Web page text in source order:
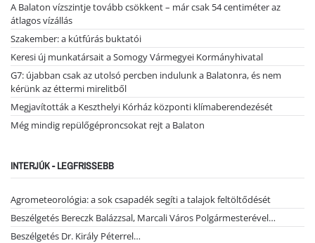
A Balaton vízszintje tovább csökkent – már csak 54 centiméter az
átlagos vízállás
Szakember: a kútfúrás buktatói
Keresi új munkatársait a Somogy Vármegyei Kormányhivatal
G7: újabban csak az utolsó percben indulunk a Balatonra, és nem
kérünk az éttermi mirelitből
Megjavították a Keszthelyi Kórház központi klímaberendezését
Még mindig repülőgéproncsokat rejt a Balaton
INTERJÚK - LEGFRISSEBB
Agrometeorológia: a sok csapadék segíti a talajok feltöltődését
Beszélgetés Bereczk Balázzsal, Marcali Város Polgármesterével…
Beszélgetés Dr. Király Péterrel…